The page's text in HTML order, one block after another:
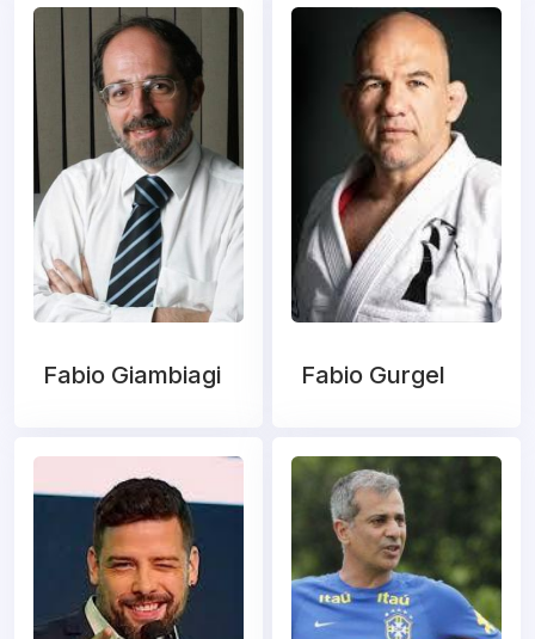
Fabio Giambiagi Fabio Gurgel